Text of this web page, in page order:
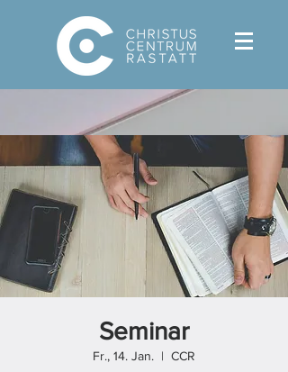
Seminar
Fr., 14. Jan.
  |
CCR